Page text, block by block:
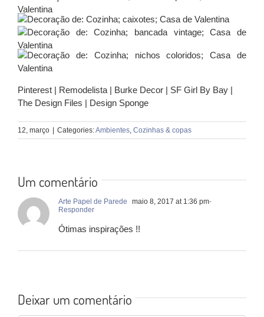
Pinterest | Remodelista | Burke Decor | SF Girl By Bay |
The Design Files | Design Sponge
12, março Categories:Ambientes, Cozinhas & copas
Um comentário
Arte Papel de Parede maio 8, 2017 at 1:36 pm-
Responder
Ótimas inspirações !!
Deixar um comentário